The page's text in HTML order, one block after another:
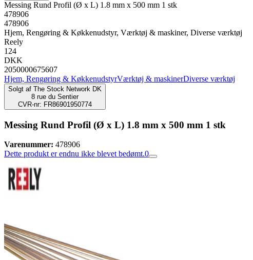
Messing Rund Profil (Ø x L) 1.8 mm x 500 mm 1 stk
478906
478906
Hjem, Rengøring & Køkkenudstyr, Værktøj & maskiner, Diverse værktøj
Reely
124
DKK
2050000675607
Hjem, Rengøring & KøkkenudstyrVærktøj & maskinerDiverse værktøj
Solgt af The Stock Network DK
8 rue du Sentier
CVR-nr: FR86901950774
Messing Rund Profil (Ø x L) 1.8 mm x 500 mm 1 stk
Varenummer: 478906
Dette produkt er endnu ikke blevet bedømt.0